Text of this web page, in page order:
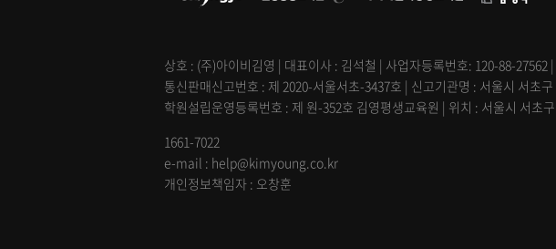
상호 : (주)아이비김영 | 대표이사 : 김석철 | 사업자등록번호: 120-88-
통신판매신고번호 : 제 2020-서울서초-3437호 | 신고기관명 : 서울시 서초
학원설립운영등록번호 : 제 원-352호 김영평생교육원 | 위치 : 서울시 서초
1661-7022
e-mail : help@kimyoung.co.kr
개인정보책임자 : 오창훈